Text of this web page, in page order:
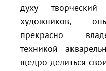
духу творческий
художников,
прекрасно
техникой
щедро делиться